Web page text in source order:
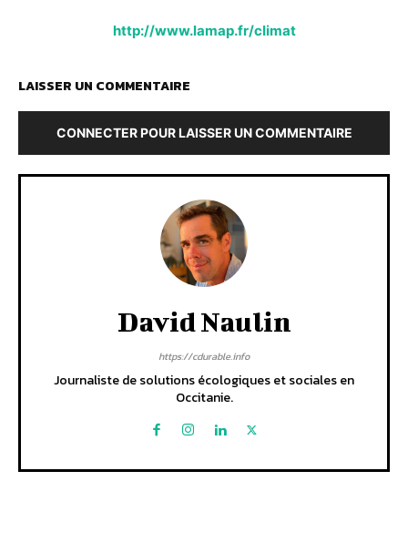
http://www.lamap.fr/climat
LAISSER UN COMMENTAIRE
CONNECTER POUR LAISSER UN COMMENTAIRE
David Naulin
https://cdurable.info
Journaliste de solutions écologiques et sociales en
Occitanie.